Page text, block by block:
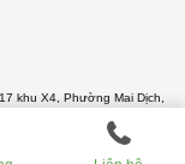
khu X4, Phường Mai Dịch,
2025